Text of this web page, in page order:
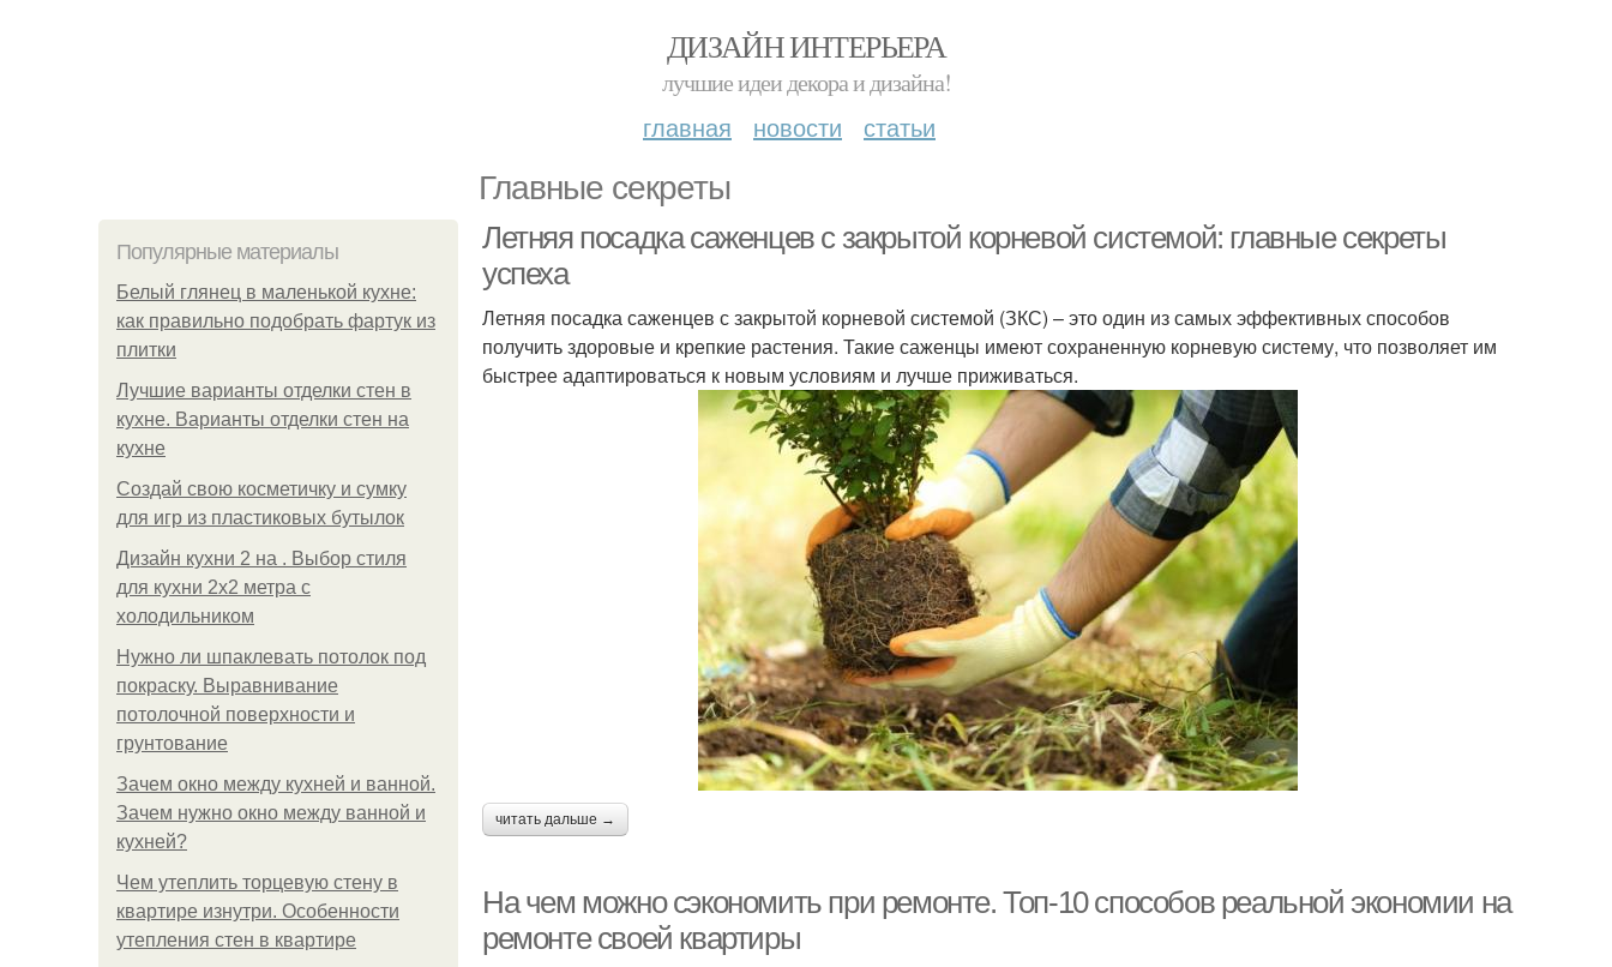
ДИЗАЙН ИНТЕРЬЕРА
лучшие идеи декора и дизайна!
главная новости статьи
Главные секреты
Популярные материалы
Белый глянец в маленькой кухне:
как правильно подобрать фартук из
плитки
Лучшие варианты отделки стен в
кухне. Варианты отделки стен на
кухне
Создай свою косметичку и сумку
для игр из пластиковых бутылок
Дизайн кухни 2 на . Выбор стиля
для кухни 2х2 метра с
холодильником
Нужно ли шпаклевать потолок под
покраску. Выравнивание
потолочной поверхности и
грунтование
Зачем окно между кухней и ванной.
Зачем нужно окно между ванной и
кухней?
Чем утеплить торцевую стену в
квартире изнутри. Особенности
утепления стен в квартире
Летняя посадка саженцев с закрытой корневой системой: главные секреты
успеха
Летняя посадка саженцев с закрытой корневой системой (ЗКС) – это один из самых эффективных способов
получить здоровые и крепкие растения. Такие саженцы имеют сохраненную корневую систему, что позволяет им
быстрее адаптироваться к новым условиям и лучше приживаться.
читать дальше →
На чем можно сэкономить при ремонте. Топ-10 способов реальной экономии на
ремонте своей квартиры